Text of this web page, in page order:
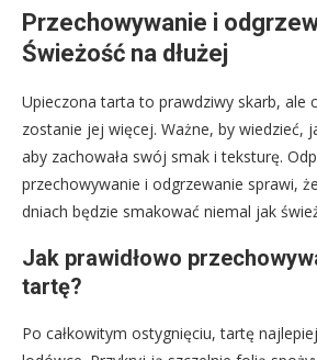
Przechowywanie i
Świeżość na dłużej
Upieczona tarta to prawdziwy skarb, ale
zostanie jej więcej. Ważne, by wiedzieć,
aby zachowała swój smak i teksturę.
przechowywanie i odgrzewanie sprawi,
dniach będzie smakować niemal jak
Jak prawidłowo
tartę?
Po całkowitym ostygnięciu, tartę